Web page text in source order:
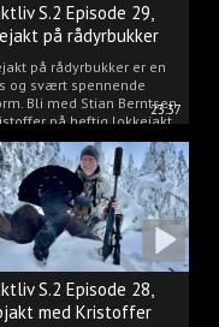
23:37
S.2 Episode 29,
på rådyrbukker
og Kristoffer
på rådyrbukker er en
og svært spennende
Bli med Stian Berntsen
på heftig lokkejakt.
S.2 Episode 28,
med Kristoffer